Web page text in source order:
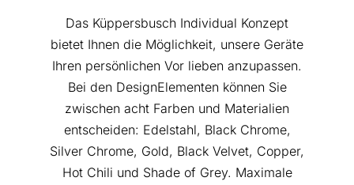
Das Küppersbusch Individual Konzept
bietet Ihnen die Möglichkeit, unsere Geräte
Ihren persönlichen Vor lieben anzupassen.
Bei den Design­Elementen können Sie
zwischen acht Farben und Materialien
entscheiden: Edelstahl, Black Chrome,
Silver Chrome, Gold, Black Velvet, Copper,
Hot Chili und Shade of Grey. Maximale